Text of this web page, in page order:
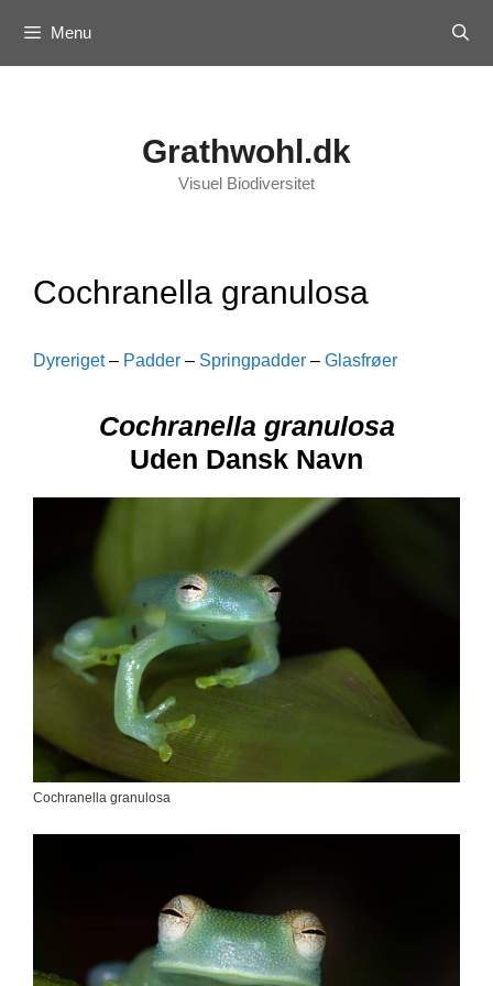
content
Menu
Grathwohl.dk
Visuel Biodiversitet
Cochranella granulosa
Dyreriget– Padder – Springpadder – Glasfrøer
Cochranella granulosa
Uden Dansk Navn
Cochranella granulosa